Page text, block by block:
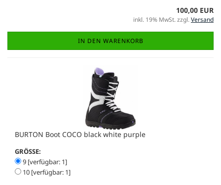
100,00 EUR
inkl. 19% MwSt. zzgl.Versand
IN DEN WARENKORB
BURTON Boot COCO black white purple
GRÖSSE:
9 [verfügbar: 1]
10 [verfügbar: 1]